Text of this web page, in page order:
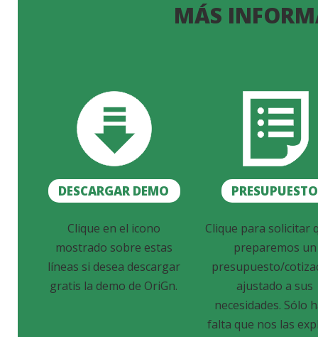
MÁS
DESCARGAR DEMO PRESUPUESTO
Clique en el icono
mostrado sobre estas
líneas si desea descargar
gratis la demo de OriGn.
Clique para solicitar
preparemos un
presupuesto/
ajustado a sus
necesidades. Sólo
falta que nos las